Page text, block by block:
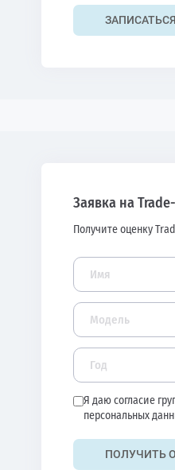
Заявка на
Получите оценку
Я даю согласие
персональных
ПОЛУЧИТЬ